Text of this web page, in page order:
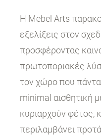
Η Mebel Arts
εξελίξεις στον
προσφέροντας
πρωτοποριακές
τον χώρο που
minimal αισθητική
κυριαρχούν φέτος,
περιλαμβάνει